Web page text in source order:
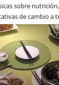
sobre
de cambio a